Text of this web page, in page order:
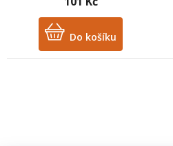
Do košíku